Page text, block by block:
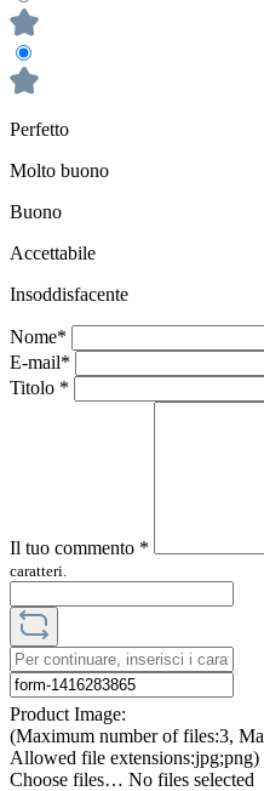
Perfetto
Molto buono
Buono
Accettabile
Insoddisfacente
Nome*
E-mail*
Titolo *
Il tuo commento *
caratteri.
Product Image:
(Maximum number of files:3,
Allowed file extensions:jpg;png)
Choose files… No files selected